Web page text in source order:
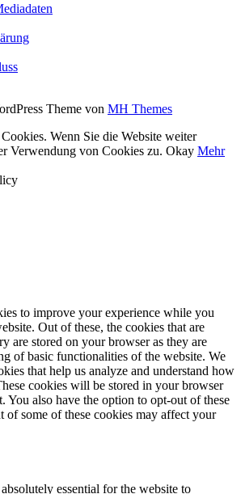
Theme von MH Themes
Wenn Sie die Website weiter
Verwendung von Cookies zu. Okay Mehr
to improve your experience while you
Out of these, the cookies that are
are stored on your browser as they are
of basic functionalities of the website. We
that help us analyze and understand how
cookies will be stored in your browser
You also have the option to opt-out of these
of some of these cookies may affect your
essential for the website to